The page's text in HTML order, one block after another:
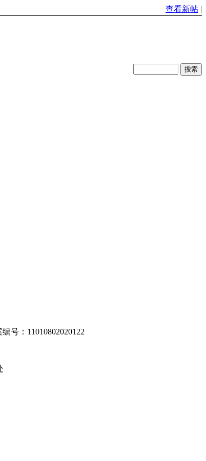
查看新帖 |
号：11010802020122